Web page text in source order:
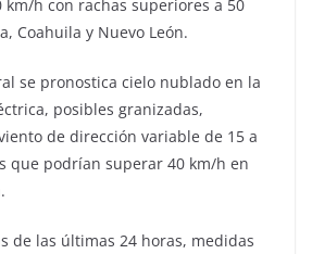
km/h con rachas superiores a 50
Coahuila y Nuevo León.
se pronostica cielo nublado en la
posibles granizadas,
de dirección variable de 15 a
que podrían superar 40 km/h en
de las últimas 24 horas, medidas